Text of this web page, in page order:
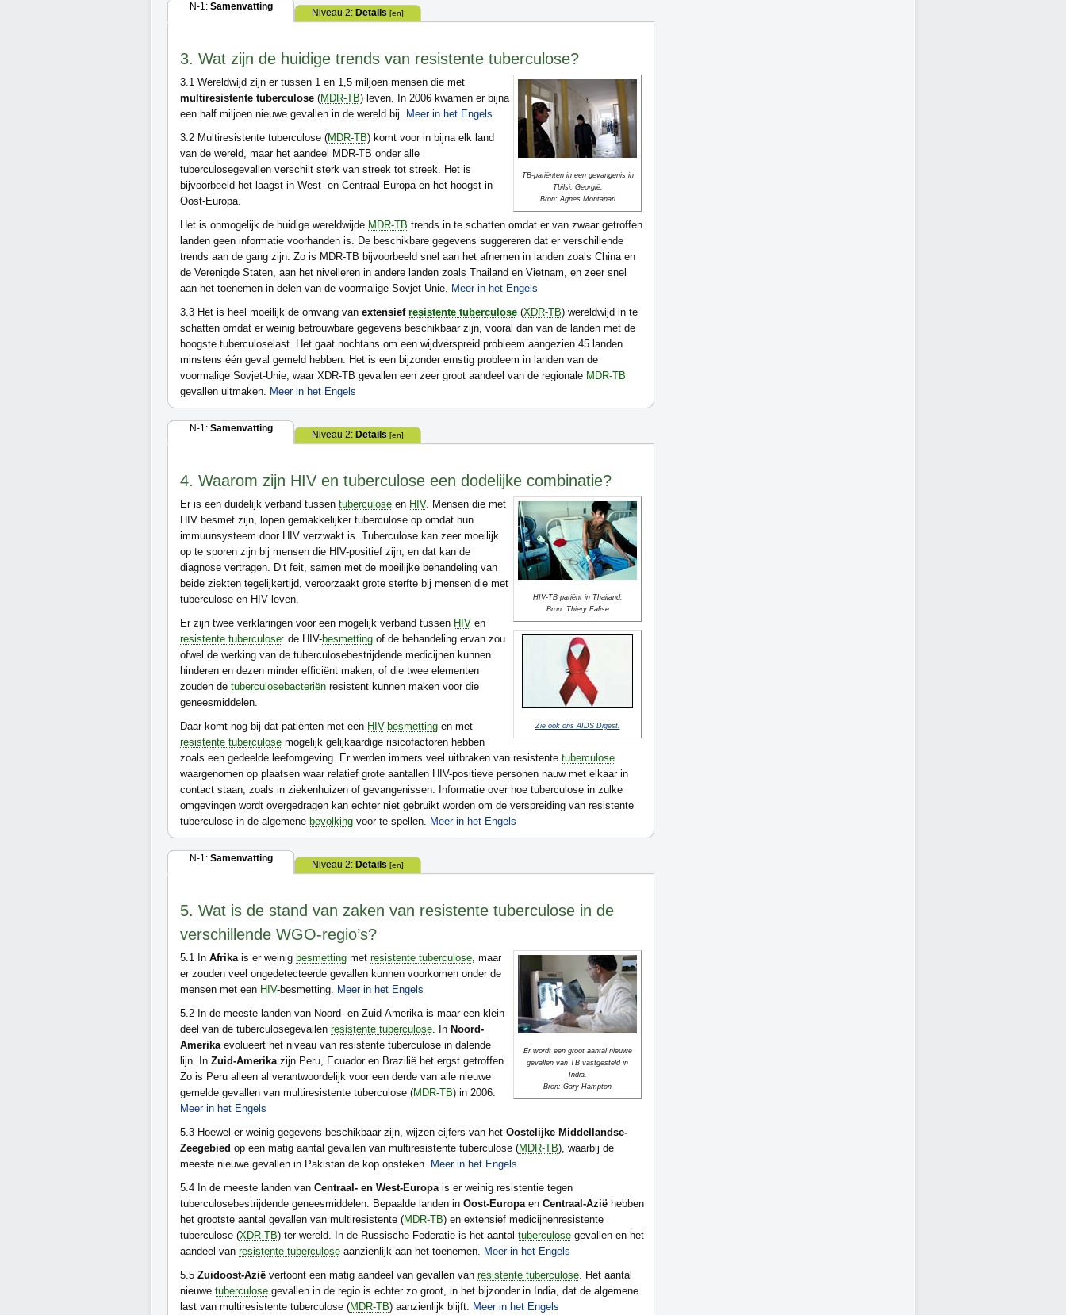
N-1: Samenvatting
Niveau 2: Details [en]
3. Wat zijn de huidige trends van resistente tuberculose?
TB-patiënten in een gevangenis in
Tbilsi, Georgië.
Bron: Agnes Montanari
3.1 Wereldwijd zijn er tussen 1 en 1,5 miljoen mensen die met
multiresistente tuberculose (MDR-TB) leven. In 2006 kwamen er bijna
een half miljoen nieuwe gevallen in de wereld bij. Meer in het Engels
3.2 Multiresistente tuberculose (MDR-TB) komt voor in bijna elk land
van de wereld, maar het aandeel MDR-TB onder alle
tuberculosegevallen verschilt sterk van streek tot streek. Het is
bijvoorbeeld het laagst in West- en Centraal-Europa en het hoogst in
Oost-Europa.
Het is onmogelijk de huidige wereldwijde MDR-TB trends in te schatten omdat er van zwaar getroffen
landen geen informatie voorhanden is. De beschikbare gegevens suggereren dat er verschillende
trends aan de gang zijn. Zo is MDR-TB bijvoorbeeld snel aan het afnemen in landen zoals China en
de Verenigde Staten, aan het nivelleren in andere landen zoals Thailand en Vietnam, en zeer snel
aan het toenemen in delen van de voormalige Sovjet-Unie. Meer in het Engels
3.3 Het is heel moeilijk de omvang van extensief resistente tuberculose (XDR-TB) wereldwijd in te
schatten omdat er weinig betrouwbare gegevens beschikbaar zijn, vooral dan van de landen met de
hoogste tuberculoselast. Het gaat nochtans om een wijdverspreid probleem aangezien 45 landen
minstens één geval gemeld hebben. Het is een bijzonder ernstig probleem in landen van de
voormalige Sovjet-Unie, waar XDR-TB gevallen een zeer groot aandeel van de regionale MDR-TB
gevallen uitmaken. Meer in het Engels
N-1: Samenvatting
Niveau 2: Details [en]
4. Waarom zijn HIV en tuberculose een dodelijke combinatie?
HIV-TB patiënt in Thailand.
Bron: Thiery Falise
Zie ook ons AIDS Digest.
Er is een duidelijk verband tussen tuberculose en HIV. Mensen die met
HIV besmet zijn, lopen gemakkelijker tuberculose op omdat hun
immuunsysteem door HIV verzwakt is. Tuberculose kan zeer moeilijk
op te sporen zijn bij mensen die HIV-positief zijn, en dat kan de
diagnose vertragen. Dit feit, samen met de moeilijke behandeling van
beide ziekten tegelijkertijd, veroorzaakt grote sterfte bij mensen die met
tuberculose en HIV leven.
Er zijn twee verklaringen voor een mogelijk verband tussen HIV en
resistente tuberculose: de HIV-besmetting of de behandeling ervan zou
ofwel de werking van de tuberculosebestrijdende medicijnen kunnen
hinderen en dezen minder efficiënt maken, of die twee elementen
zouden de tuberculosebacteriën resistent kunnen maken voor die
geneesmiddelen.
Daar komt nog bij dat patiënten met een HIV-besmetting en met
resistente tuberculose mogelijk gelijkaardige risicofactoren hebben
zoals een gedeelde leefomgeving. Er werden immers veel uitbraken van resistente tuberculose
waargenomen op plaatsen waar relatief grote aantallen HIV-positieve personen nauw met elkaar in
contact staan, zoals in ziekenhuizen of gevangenissen. Informatie over hoe tuberculose in zulke
omgevingen wordt overgedragen kan echter niet gebruikt worden om de verspreiding van resistente
tuberculose in de algemene bevolking voor te spellen. Meer in het Engels
N-1: Samenvatting
Niveau 2: Details [en]
5. Wat is de stand van zaken van resistente tuberculose in de
verschillende WGO-regio’s?
Er wordt een groot aantal nieuwe
gevallen van TB vastgesteld in
India.
Bron: Gary Hampton
5.1 In Afrikais er weinig besmetting met resistente tuberculose, maar
er zouden veel ongedetecteerde gevallen kunnen voorkomen onder de
mensen met een HIV-besmetting. Meer in het Engels
5.2 In de meeste landen van Noord- en Zuid-Amerika is maar een klein
deel van de tuberculosegevallen resistente tuberculose. In Noord-
Amerikaevolueert het niveau van resistente tuberculose in dalende
lijn. In Zuid-Amerikazijn Peru, Ecuador en Brazilië het ergst getroffen.
Zo is Peru alleen al verantwoordelijk voor een derde van alle nieuwe
gemelde gevallen van multiresistente tuberculose (MDR-TB) in 2006.
Meer in het Engels
5.3 Hoewel er weinig gegevens beschikbaar zijn, wijzen cijfers van het Oostelijke Middellandse-
Zeegebied op een matig aantal gevallen van multiresistente tuberculose (MDR-TB), waarbij de
meeste nieuwe gevallen in Pakistan de kop opsteken. Meer in het Engels
5.4 In de meeste landen van Centraal- en West-Europais er weinig resistentie tegen
tuberculosebestrijdende geneesmiddelen. Bepaalde landen in Oost-Europaen Centraal-Azië hebben
het grootste aantal gevallen van multiresistente (MDR-TB) en extensief medicijnenresistente
tuberculose (XDR-TB) ter wereld. In de Russische Federatie is het aantal tuberculose gevallen en het
aandeel van resistente tuberculose aanzienlijk aan het toenemen. Meer in het Engels
5.5 Zuidoost-Azië vertoont een matig aandeel van gevallen van resistente tuberculose. Het aantal
nieuwe tuberculose gevallen in de regio is echter zo groot, in het bijzonder in India, dat de algemene
last van multiresistente tuberculose (MDR-TB) aanzienlijk blijft. Meer in het Engels